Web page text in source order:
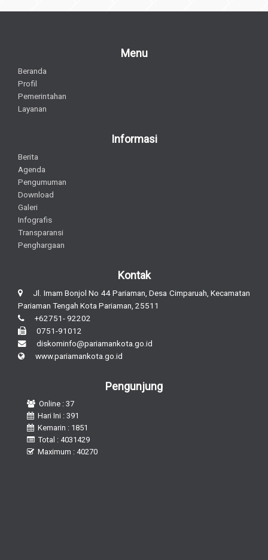
Menu
Beranda
Profil
Pemerintahan
Layanan
Informasi
Berita
Agenda
Pengumuman
Download
Galeri
Infografis
Transparansi
Penghargaan
Kontak
Jl. Imam Bonjol No 44 Pariaman, Desa Cimparuah, Kecamatan
Pariaman Tengah Kota Pariaman, 25511
+62751- 92202
0751-91012
diskominfo@pariamankota.go.id
www.pariamankota.go.id
Pengunjung
Online : 37
Hari Ini : 391
Kemarin : 1851
Total : 4031429
Maximum : 40270